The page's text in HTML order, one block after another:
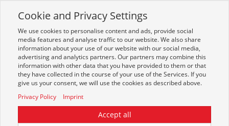
Zur mobilen Kompaktversion (Login erforderlich)
Toggle
navigation
Cookie and Privacy Settings
We use cookies to personalise content and ads, provide social
media features and analyse traffic to our website. We also share
information about your use of our website with our social media,
advertising and analytics partners. Our partners may combine this
information with other data that you have provided to them or that
they have collected in the course of your use of the Services. If you
give us your consent, we will use the cookies as described above.
Privacy Policy
Imprint
Accept all